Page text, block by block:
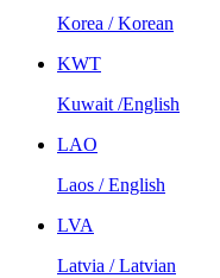
Korea / Korean
KWT
Kuwait /English
LAO
Laos / English
LVA
Latvia / Latvian